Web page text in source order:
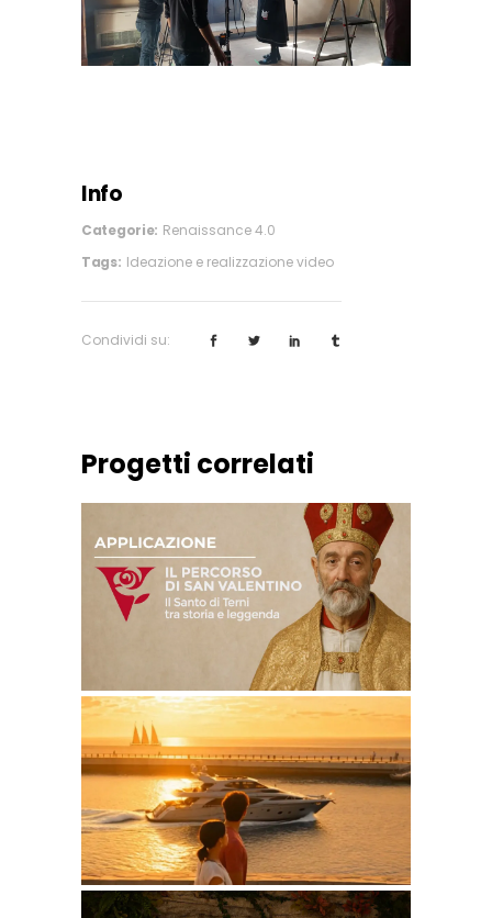
Info
Categorie: Renaissance 4.0
Tags: Ideazione e realizzazione video
Condividi su:
Progetti correlati